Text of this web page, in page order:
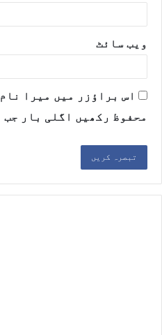
ویب‌ سائٹ
اس براؤزر میں میرا
محفوظ رکھیں اگلی بار